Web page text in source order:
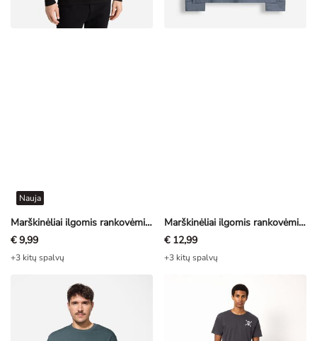
Marškinėliai ilgomis rankovėmis - Apskrita iškirptė - juoda
Nauja
€ 9,99
+3 kitų spalvų
Marškinėliai ilgomis rankovėmis - Antsiuvas - tamsi turkio
€ 12,99
+3 kitų spalvų